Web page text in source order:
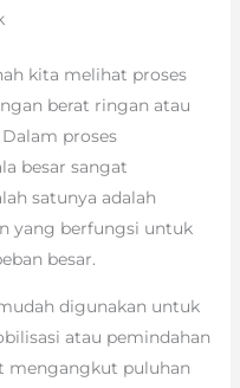
kita melihat proses
berat ringan atau
proses
besar sangat
satunya adalah
yang berfungsi untuk
besar.
digunakan untuk
atau pemindahan
mengangkut puluhan